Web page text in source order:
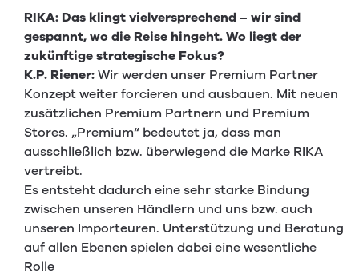
RIKA: Das klingt vielversprechend – wir sind
gespannt, wo die Reise hingeht. Wo liegt der
zukünftige strategische Fokus?
K.P. Riener:Wir werden unser Premium Partner
Konzept weiter forcieren und ausbauen. Mit neuen
zusätzlichen Premium Partnern und Premium
Stores. „Premium“ bedeutet ja, dass man
ausschließlich bzw. überwiegend die Marke RIKA
vertreibt.
Es entsteht dadurch eine sehr starke Bindung
zwischen unseren Händlern und uns bzw. auch
unseren Importeuren. Unterstützung und Beratung
auf allen Ebenen spielen dabei eine wesentliche
Rolle